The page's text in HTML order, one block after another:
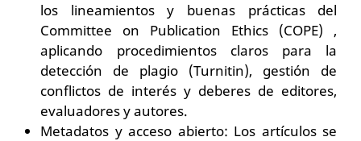
los lineamientos y buenas prácticas del
Committee on Publication Ethics (COPE) ,
aplicando procedimientos claros para la
detección de plagio (Turnitin), gestión de
conflictos de interés y deberes de editores,
evaluadores y autores.
Metadatos y acceso abierto: Los artículos se